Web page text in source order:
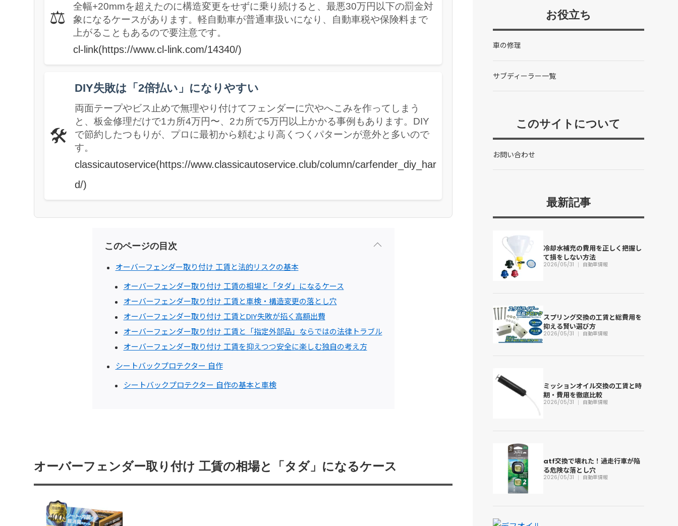
⚖️
全幅+20mmを超えたのに構造変更をせずに乗り続けると、最悪30万円以下の罰金対
象になるケースがあります。軽自動車が普通車扱いになり、自動車税や保険料まで
上がることもあるので要注意です。
cl-link(https://www.cl-link.com/14340/)
🛠️
DIY失敗は「2倍払い」になりやすい
両面テープやビス止めで無理やり付けてフェンダーに穴やへこみを作ってしまう
と、板金修理だけで1カ所4万円〜、2カ所で5万円以上かかる事例もあります。DIY
で節約したつもりが、プロに最初から頼むより高くつくパターンが意外と多いので
す。
classicautoservice(https://www.classicautoservice.club/column/carfender_diy_har
d/)
このページの目次
オーバーフェンダー取り付け 工賃と法的リスクの基本
オーバーフェンダー取り付け 工賃の相場と「タダ」になるケース
オーバーフェンダー取り付け 工賃と車検・構造変更の落とし穴
オーバーフェンダー取り付け 工賃とDIY失敗が招く高額出費
オーバーフェンダー取り付け 工賃と「指定外部品」ならではの法律トラブル
オーバーフェンダー取り付け 工賃を抑えつつ安全に楽しむ独自の考え方
シートバックプロテクター 自作
シートバックプロテクター 自作の基本と車検
オーバーフェンダー取り付け 工賃の相場と「タダ」になるケース
お役立ち
車の修理
サブディーラー一覧
このサイトについて
お問い合わせ
最新記事
冷却水補充の費用を正しく把握し
て損をしない方法
2026/05/31 自動車情報
スプリング交換の工賃と総費用を
抑える賢い選び方
2026/05/31 自動車情報
ミッションオイル交換の工賃と時
期・費用を徹底比較
2026/05/31 自動車情報
atf交換で壊れた！過走行車が陥
る危険な落とし穴
2026/05/31 自動車情報